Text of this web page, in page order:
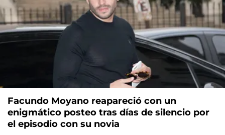
Facundo Moyano reapareció con un
enigmático posteo tras días de silencio por
el episodio con su novia